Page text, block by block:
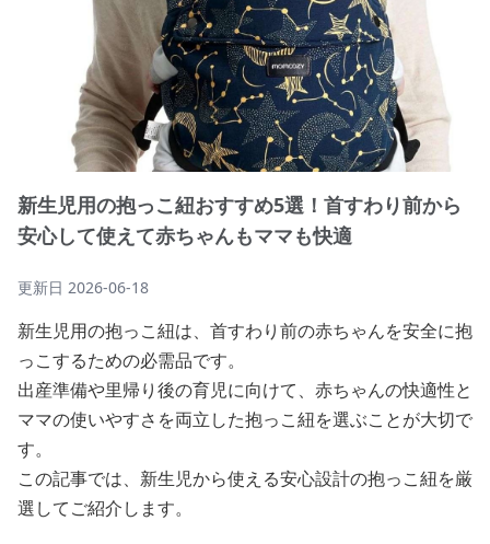
新生児用の抱っこ紐おすすめ5選！首すわり前から
安心して使えて赤ちゃんもママも快適
更新日 2026-06-18
新生児用の抱っこ紐は、首すわり前の赤ちゃんを安全に抱
っこするための必需品です。
出産準備や里帰り後の育児に向けて、赤ちゃんの快適性と
ママの使いやすさを両立した抱っこ紐を選ぶことが大切で
す。
この記事では、新生児から使える安心設計の抱っこ紐を厳
選してご紹介します。